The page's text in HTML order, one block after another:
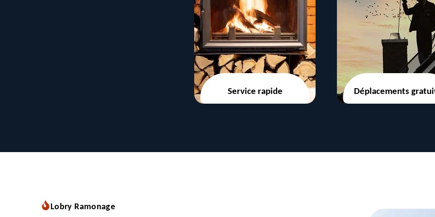
Service rapide Déplacements
Lobry Ramonage